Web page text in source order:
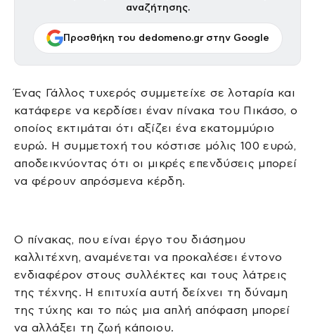
αναζήτησης.
Προσθήκη του dedomeno.gr στην Google
Ένας Γάλλος τυχερός συμμετείχε σε λοταρία και
κατάφερε να κερδίσει έναν πίνακα του Πικάσο, ο
οποίος εκτιμάται ότι αξίζει ένα εκατομμύριο
ευρώ. Η συμμετοχή του κόστισε μόλις 100 ευρώ,
αποδεικνύοντας ότι οι μικρές επενδύσεις μπορεί
να φέρουν απρόσμενα κέρδη.
Ο πίνακας, που είναι έργο του διάσημου
καλλιτέχνη, αναμένεται να προκαλέσει έντονο
ενδιαφέρον στους συλλέκτες και τους λάτρεις
της τέχνης. Η επιτυχία αυτή δείχνει τη δύναμη
της τύχης και το πώς μια απλή απόφαση μπορεί
να αλλάξει τη ζωή κάποιου.